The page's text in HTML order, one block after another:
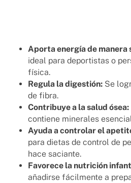
Aporta energía de manera
ideal para deportistas o
física.
Regula la digestión: Se
de fibra.
Contribuye a la salud ósea:
contiene minerales
Ayuda a controlar el
para dietas de control de
hace saciante.
Favorece la nutrición
añadirse fácilmente a